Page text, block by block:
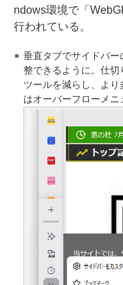
ndows環境で「
行われている。
垂直タブでサイドバー
整できるように。仕切
ツールを減らし、よ
はオーバーフローメ